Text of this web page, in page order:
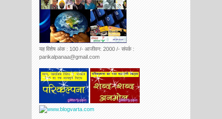
यह विशेष अंक : 100 /- आजीवन: 2000 /- संपर्क :
parikalpanaa@gmail.com